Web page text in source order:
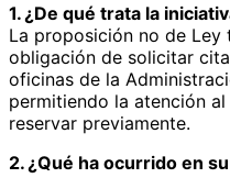
1. ¿De qué trata la
La proposición no de
obligación de solicitar
oficinas de la
permitiendo la atención
reservar previamente.
2. ¿Qué ha ocurrido en